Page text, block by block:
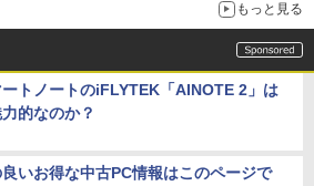
もっと見る
トノートのiFLYTEK「AINOTE 2」は
的なのか？
いお得な中古PC情報はこのページで